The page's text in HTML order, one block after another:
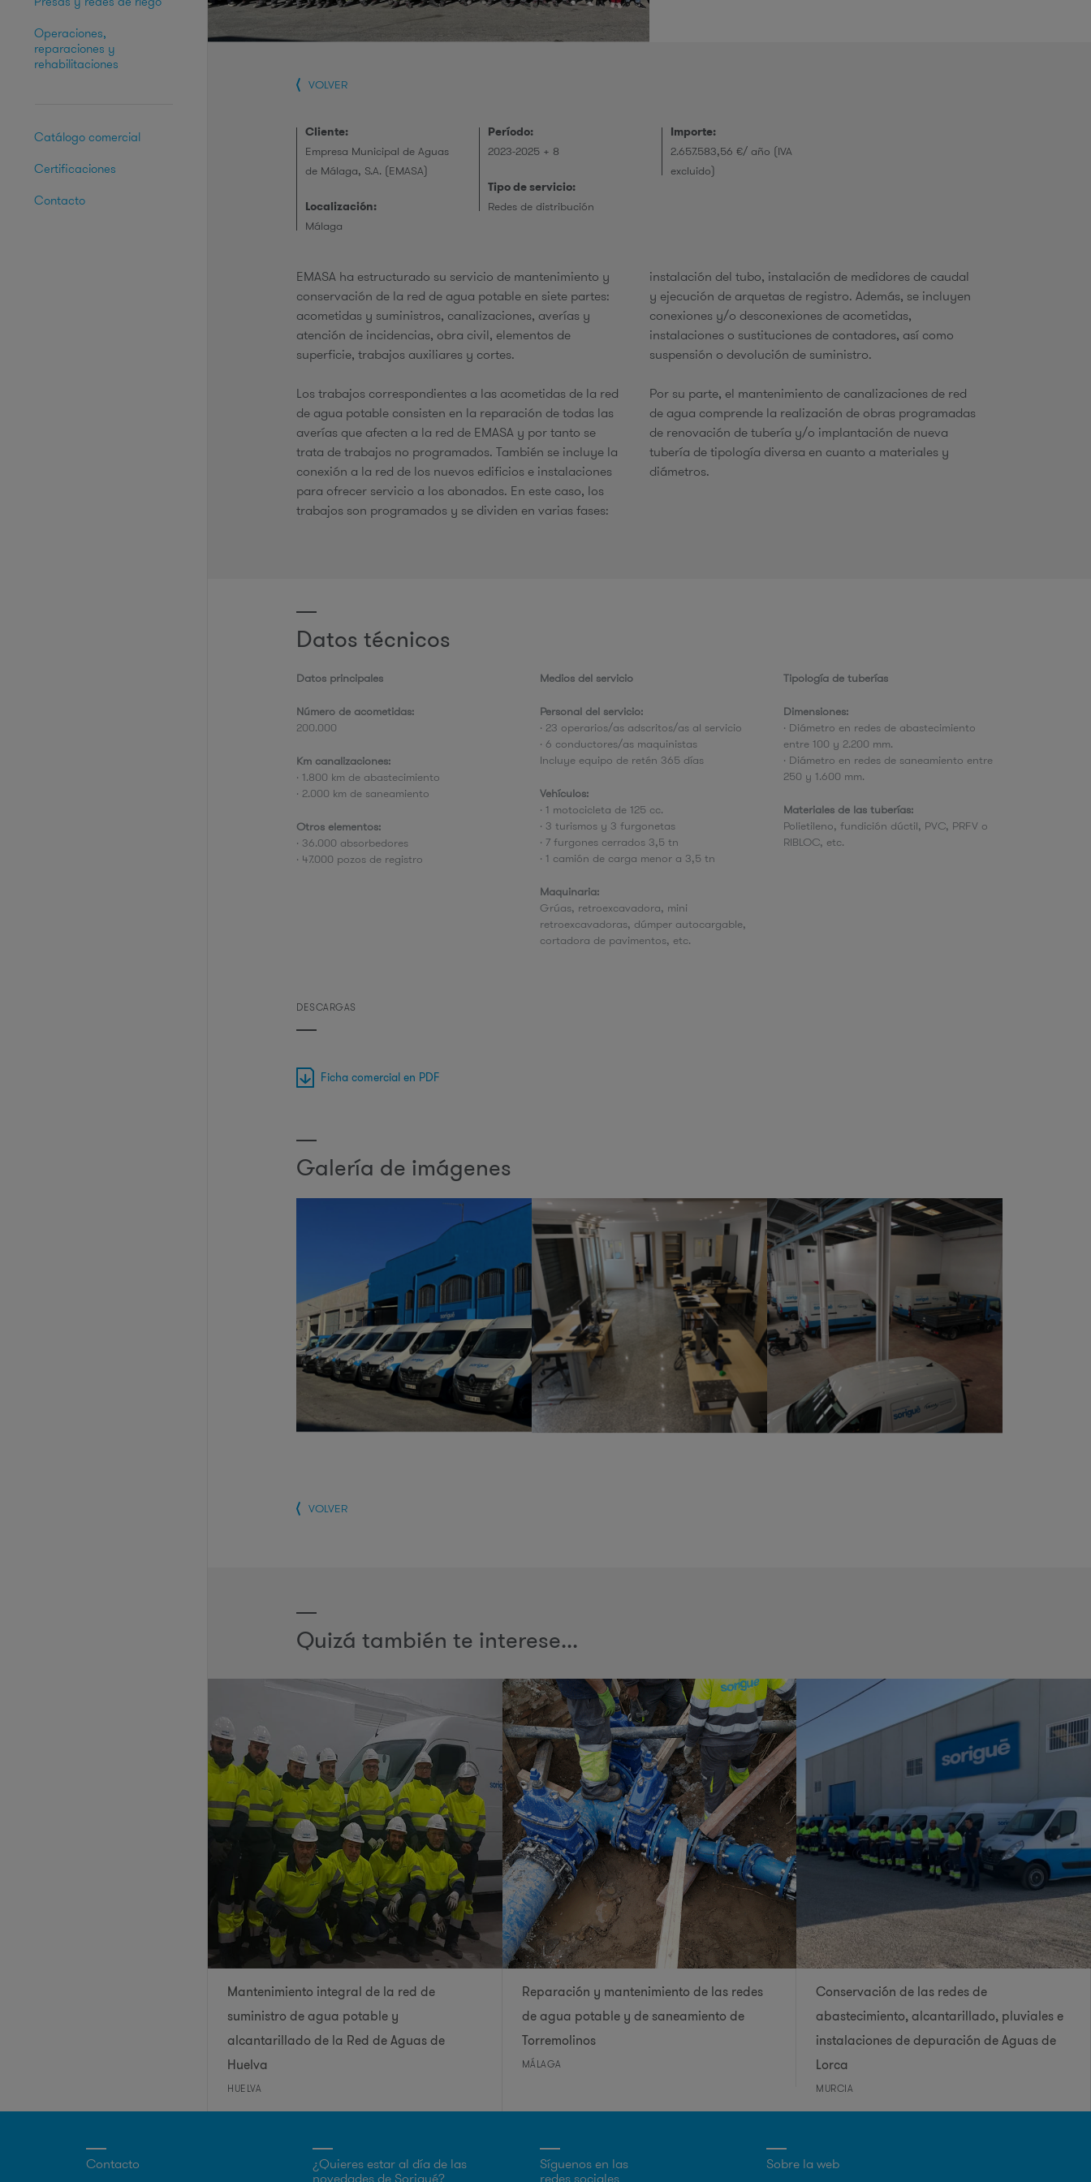
d
s
q
e
d
VOLVER
Cliente:
Empresa Municipal de Aguas
de Málaga, S.A. (EMASA)
Localización:
Málaga
Período:
2023-2025 + 8
Tipo de servicio:
Redes de distribución
Importe:
2.657.583,56 €/ año (IVA
excluido)
EMASA ha estructurado su servicio de mantenimiento y
conservación de la red de agua potable en siete partes:
acometidas y suministros, canalizaciones, averías y
atención de incidencias, obra civil, elementos de
superficie, trabajos auxiliares y cortes.
Los trabajos correspondientes a las acometidas de la red
de agua potable consisten en la reparación de todas las
averías que afecten a la red de EMASA y por tanto se
trata de trabajos no programados. También se incluye la
conexión a la red de los nuevos edificios e instalaciones
para ofrecer servicio a los abonados. En este caso, los
trabajos son programados y se dividen en varias fases:
instalación del tubo, instalación de medidores de caudal
y ejecución de arquetas de registro. Además, se incluyen
conexiones y/o desconexiones de acometidas,
instalaciones o sustituciones de contadores, así como
suspensión o devolución de suministro.
Por su parte, el mantenimiento de canalizaciones de red
de agua comprende la realización de obras programadas
de renovación de tubería y/o implantación de nueva
tubería de tipología diversa en cuanto a materiales y
diámetros.
Datos técnicos
Datos principales
Número de acometidas:
200.000
Km canalizaciones:
· 1.800 km de abastecimiento
· 2.000 km de saneamiento
Otros elementos:
· 36.000 absorbedores
· 47.000 pozos de registro
Medios del servicio
Personal del servicio:
· 23 operarios/as adscritos/as al servicio
· 6 conductores/as maquinistas
Incluye equipo de retén 365 días
Vehículos:
· 1 motocicleta de 125 cc.
· 3 turismos y 3 furgonetas
· 7 furgones cerrados 3,5 tn
· 1 camión de carga menor a 3,5 tn
Maquinaria:
Grúas, retroexcavadora, mini
retroexcavadoras, dúmper autocargable,
cortadora de pavimentos, etc.
Tipología de tuberías
Dimensiones:
· Diámetro en redes de abastecimiento
entre 100 y 2.200 mm.
· Diámetro en redes de saneamiento entre
250 y 1.600 mm.
Materiales de las tuberías:
Polietileno, fundición dúctil, PVC, PRFV o
RIBLOC, etc.
DESCARGAS
Ficha comercial en PDF
Galería de imágenes
VOLVER
Quizá también te interese...
Mantenimiento integral de la red de
suministro de agua potable y
alcantarillado de la Red de Aguas de
Huelva
HUELVA
Reparación y mantenimiento de las redes
de agua potable y de saneamiento de
Torremolinos
MÁLAGA
Conservación de las redes de
abastecimiento, alcantarillado, pluviales e
instalaciones de depuración de Aguas de
Lorca
MURCIA
Operaciones,
reparaciones y
rehabilitaciones
Catálogo comercial
Certificaciones
Contacto
Contacto
¿Quieres estar al día de las
novedades de Sorigué?
Síguenos en las
redes sociales
Sobre la web